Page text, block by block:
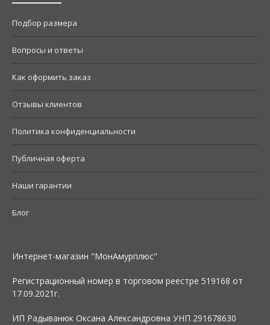
Подбор размера
Вопросы и ответы
Как оформить заказ
Отзывы клиентов
Политика конфиденциальности
Публичная оферта
Наши гарантии
Блог
Интернет-магазин "МонАмурплюс"
Регистрационный номер в торговом реестре 519168 от
17.09.2021г.
ИП Радыванюк Оксана Александровна УНП 291678630